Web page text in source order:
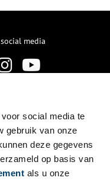
social media te
gebruik van onze
deze gegevens
op basis van
als u onze
media